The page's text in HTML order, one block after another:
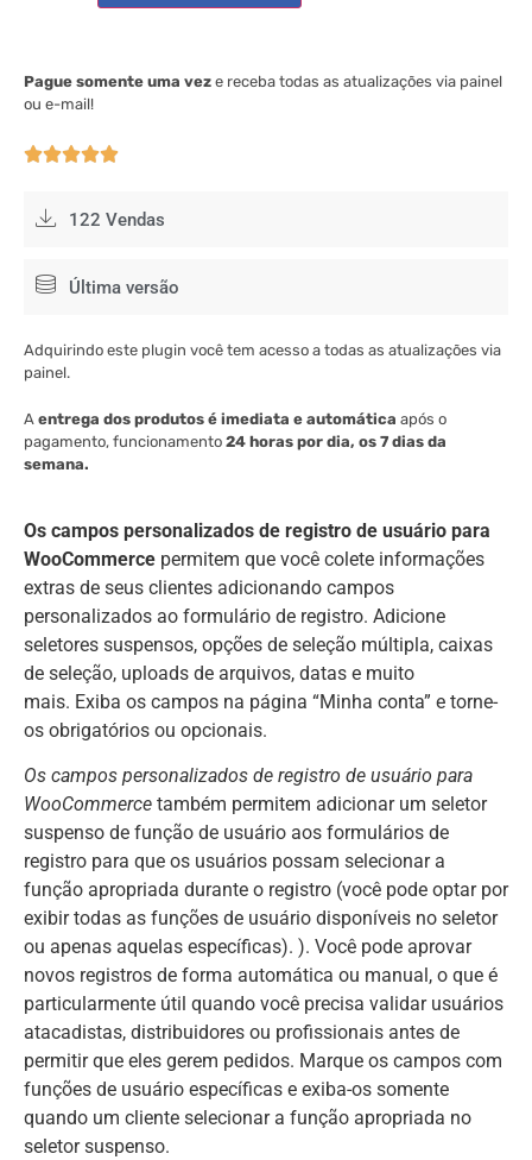
Os campos personalizados de registro de usuário para
WooCommerce permitem que você colete informações
extras de seus clientes adicionando campos
personalizados ao formulário de registro. Adicione
seletores suspensos, opções de seleção múltipla, caixas
de seleção, uploads de arquivos, datas e muito
mais. Exiba os campos na página “Minha conta” e torne-
os obrigatórios ou opcionais.
Os campos personalizados de registro de usuário para
WooCommerce também permitem adicionar um seletor
suspenso de função de usuário aos formulários de
registro para que os usuários possam selecionar a
função apropriada durante o registro (você pode optar por
exibir todas as funções de usuário disponíveis no seletor
ou apenas aquelas específicas). ). Você pode aprovar
novos registros de forma automática ou manual, o que é
particularmente útil quando você precisa validar usuários
atacadistas, distribuidores ou profissionais antes de
permitir que eles gerem pedidos. Marque os campos com
funções de usuário específicas e exiba-os somente
quando um cliente selecionar a função apropriada no
seletor suspenso.
Pague somente uma vez e receba todas as atualizações via painel
ou e-mail!

122 Vendas
Última versão
Adquirindo este plugin você tem acesso a todas as atualizações via
painel.
A entrega dos produtos é imediata e automática após o
pagamento, funcionamento 24 horas por dia, os 7 dias da
semana.